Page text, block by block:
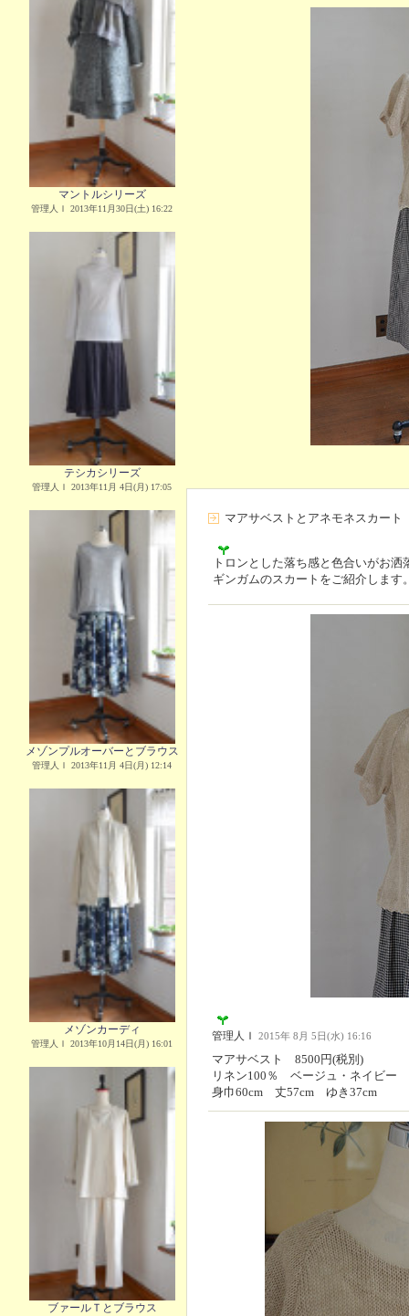
マントルシリーズ
管理人Ｉ 2013年11月30日(土) 16:22
テシカシリーズ
管理人Ｉ 2013年11月 4日(月) 17:05
メゾンプルオーバーとブラウス
管理人Ｉ 2013年11月 4日(月) 12:14
メゾンカーディ
管理人Ｉ 2013年10月14日(月) 16:01
ブァールＴとブラウス
マアサベストとアネモネスカート
トロンとした落ち感と色合いがお洒
ギンガムのスカートをご紹介します
管理人Ｉ 2015年 8月 5日(水) 16:16
マアサベスト 8500円(税別)
リネン100％ ベージュ・ネイビー
身巾60cm 丈57cm ゆき37cm